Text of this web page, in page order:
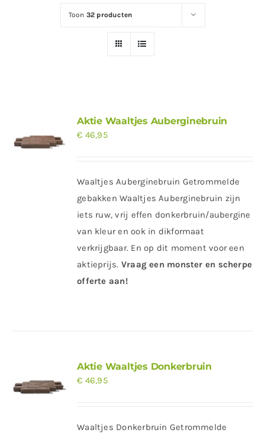
Toon 32 producten
Aktie Waaltjes Auberginebruin
€ 46,95
Waaltjes Auberginebruin Getrommelde
gebakken Waaltjes Auberginebruin zijn
iets ruw, vrij effen donkerbruin/aubergine
van kleur en ook in dikformaat
verkrijgbaar. En op dit moment voor een
aktieprijs. Vraag een monster en scherpe
offerte aan!
Aktie Waaltjes Donkerbruin
€ 46,95
Waaltjes Donkerbruin Getrommelde